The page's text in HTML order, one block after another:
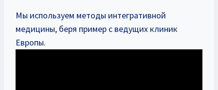
Мы используем методы интегративной
медицины, беря пример с ведущих клиник
Европы.